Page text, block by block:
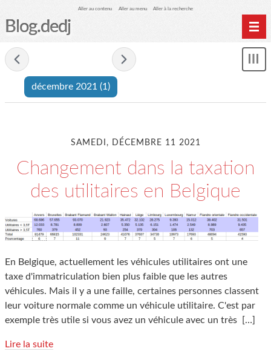
Aller au contenu Aller au menu Aller à la recherche
Blog.dedj
Home
Archives
décembre 2021 (1)
SAMEDI, DÉCEMBRE 11 2021
Changement dans la taxation
des utilitaires en Belgique
En Belgique, actuellement les véhicules utilitaires ont une
taxe d'immatriculation bien plus faible que les autres
véhicules. Mais il y a une faille, certaines personnes classent
leur voiture normale comme un véhicule utilitaire. C'est par
exemple très utile si vous avez un véhicule avec un très
[…]
Lire la suite